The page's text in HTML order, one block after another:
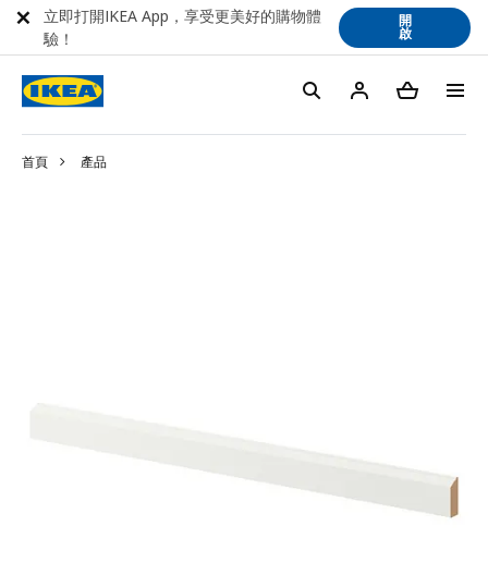
首頁 產品
立即打開IKEA App，享受更美好的購物體
驗！
開
啟